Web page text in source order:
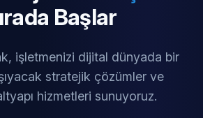
Başlar
işletmenizi dijital dünyada bir
stratejik çözümler ve
hizmetleri sunuyoruz.